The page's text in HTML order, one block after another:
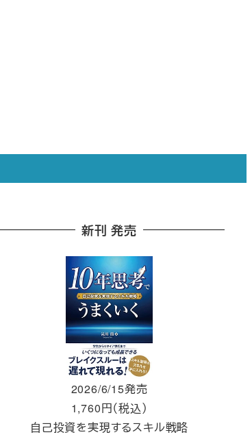
新刊 発売
2026/6/15発売
1,760円（税込）
自己投資を実現するスキル戦略